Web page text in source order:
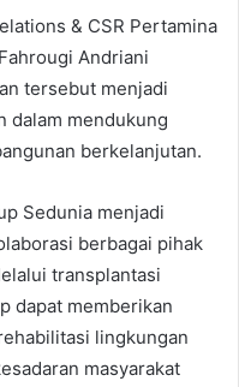
& CSR Pertamina
Andriani
tersebut menjadi
dalam mendukung
berkelanjutan.
Sedunia menjadi
berbagai pihak
transplantasi
dapat memberikan
lingkungan
masyarakat